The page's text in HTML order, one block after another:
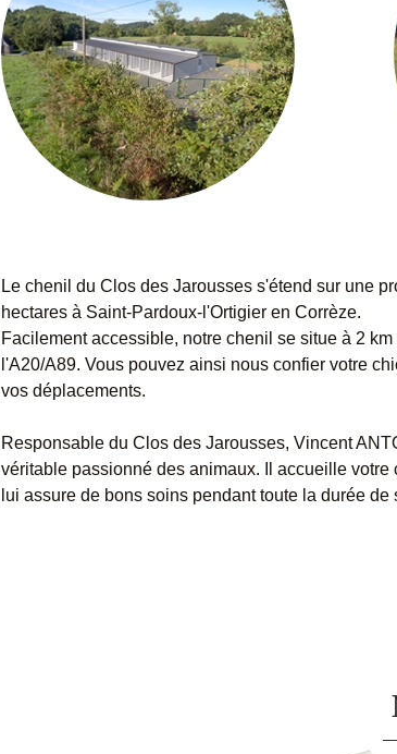
LE CLOS DES JAROUSSES
Le chenil du Clos des Jarousses s'étend sur une
hectares à Saint-Pardoux-l'Ortigier en Corrèze.
Facilement accessible, notre chenil se situe à 2
l'A20/A89. Vous pouvez ainsi nous confier votre
vos déplacements.
Responsable du Clos des Jarousses, Vincent
véritable passionné des animaux. Il accueille votre
lui assure de bons soins pendant toute la durée de